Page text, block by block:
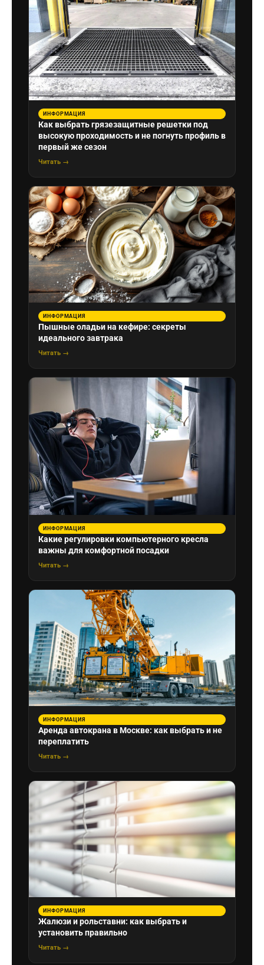
ИНФОРМАЦИЯ
Как выбрать грязезащитные решетки под
высокую проходимость и не погнуть профиль в
первый же сезон
Читать →
ИНФОРМАЦИЯ
Пышные оладьи на кефире: секреты
идеального завтрака
Читать →
ИНФОРМАЦИЯ
Какие регулировки компьютерного кресла
важны для комфортной посадки
Читать →
ИНФОРМАЦИЯ
Аренда автокрана в Москве: как выбрать и не
переплатить
Читать →
ИНФОРМАЦИЯ
Жалюзи и рольставни: как выбрать и
установить правильно
Читать →